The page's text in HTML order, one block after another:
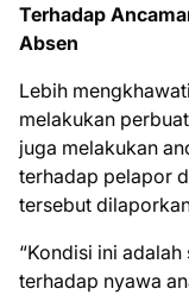
Terhadap
Absen
Lebih
melakukan
juga melakukan
terhadap pelapor
tersebut
“Kondisi ini
terhadap nyawa